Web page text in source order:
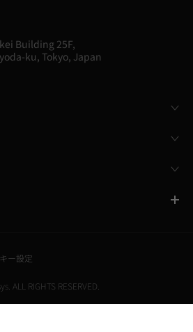
Building 25F,
ku, Tokyo, Japan
ー設定
ALL RIGHTS RESERVED.